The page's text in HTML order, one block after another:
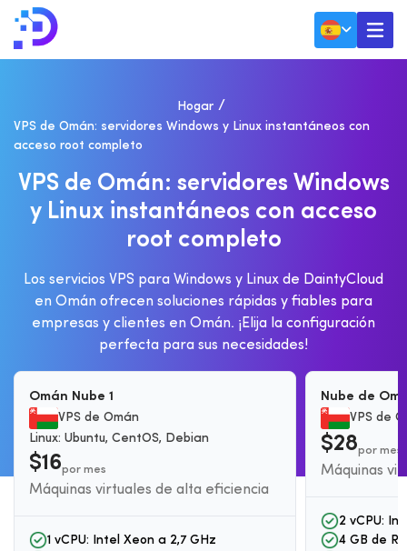
Hogar
VPS de Omán: servidores Windows y Linux instantáneos con
acceso root completo
VPS DE OMÁN: SERVIDORES WINDOWS
Y LINUX INSTANTÁNEOS CON ACCESO
ROOT COMPLETO
Los servicios VPS para Windows y Linux de DaintyCloud
en Omán ofrecen soluciones rápidas y fiables para
empresas y clientes en Omán. ¡Elija la configuración
perfecta para sus necesidades!
Omán Nube 1
VPS de Omán
Linux: Ubuntu, CentOS, Debian
$16por mes
Máquinas virtuales de alta eficiencia
1 vCPU: Intel Xeon a 2,7 GHz
Nube de
VPS de
$28por mes
Máquinas
2 vCPU:
4 GB de